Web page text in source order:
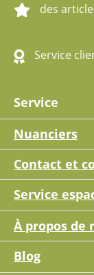
des articles
Service client
Service
Nuanciers
Contact et
Service
À propos de
Blog